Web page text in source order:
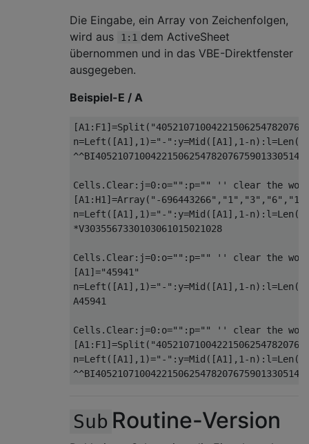
Die Eingabe, ein Array von Zeichenfolgen,
wird aus
1:1 dem ActiveSheet
übernommen und in das VBE-Direktfenster
ausgegeben.
Beispiel-E / A
[A1 : F1 ]=Split (
n=Left ( [A1] , 1 )="-" : y=Mid ( [A1] , 1 -n): l=Len (
^^
Cells . Clear: j=0: o="" : p=""
'' clear the
[A1 : H1 ]=Array( "-696443266" , "1" , "3" , "6" ,
n=Left ( [A1] , 1 )="-" : y=Mid ( [A1] , 1 -n): l=Len (
*V3035567330103061015021028
Cells . Clear: j=0: o="" : p=""
'' clear the
[A1] ="45941"
n=Left ( [A1] , 1 )="-" : y=Mid ( [A1] , 1 -n): l=Len (
A45941
Cells . Clear: j=0: o="" : p=""
'' clear the
[A1 : F1 ]=Split (
n=Left ( [A1] , 1 )="-" : y=Mid ( [A1] , 1 -n): l=Len (
^^
Sub Routine-Version